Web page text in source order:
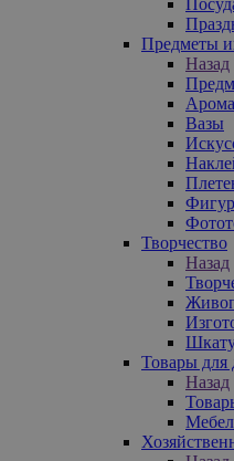
Предметы
Назад
Вазы
Творчество
Назад
Товары для
Назад